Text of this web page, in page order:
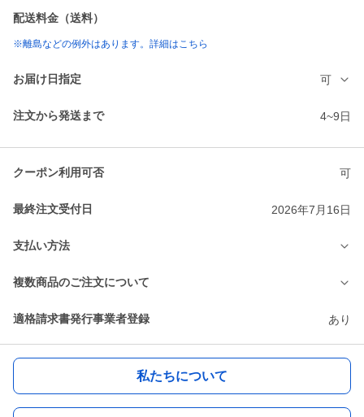
配送料金（送料）
※離島などの例外はあります。詳細はこちら
お届け日指定 可
注文から発送まで 4~9日
クーポン利用可否 可
最終注文受付日 2026年7月16日
支払い方法
複数商品のご注文について
適格請求書発行事業者登録 あり
私たちについて